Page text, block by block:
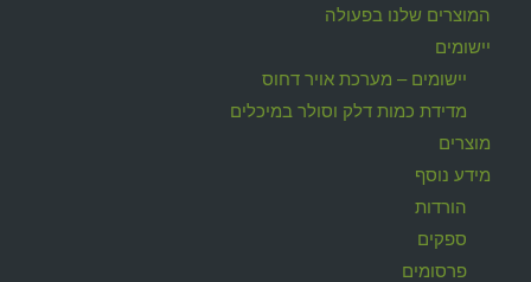
המוצרים שלנו בפעולה
יישומים
יישומים – מערכת אויר דחוס
מדידת כמות דלק וסולר במיכלים
מוצרים
מידע נוסף
הורדות
ספקים
פרסומים